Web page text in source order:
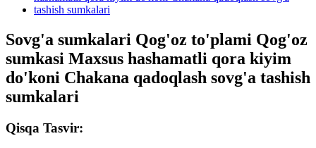
Sovg'a sumkalari Qog'oz to'plami Qog'oz
sumkasi Maxsus hashamatli qora kiyim
do'koni Chakana qadoqlash sovg'a tashish
sumkalari
Qisqa Tasvir: